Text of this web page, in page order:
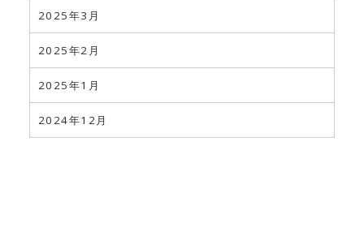
2025年3月
2025年2月
2025年1月
2024年12月